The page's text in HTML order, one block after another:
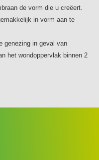
de vorm die u creëert.
in vorm aan te
genezing in geval van
het wondoppervlak binnen 2